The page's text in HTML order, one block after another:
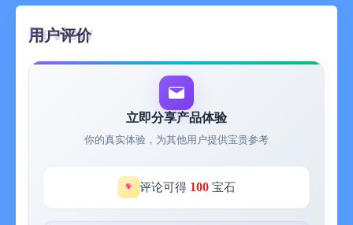
标，看着三个圆环慢慢合拢，成就感爆棚。
【情绪日志 管理心情状态】
今天开心还是emo？选个表情，写两句话，Relax帮你记录每一个
情绪瞬间，帮助您更好地理解和管理自己的心情状态。
● 有效减压： 通过科学的工具和练习，帮助您降低压力水平，减
● 提升情绪韧性： 培养积极应对挑战的能力，让您在面对困难时
● 增强自我认知： 更好地理解自己的情绪模式和压力触发点。
用户评价
立即分享产品体验
你的真实体验，为其他用户提供宝贵参考
评论可得 100 宝石